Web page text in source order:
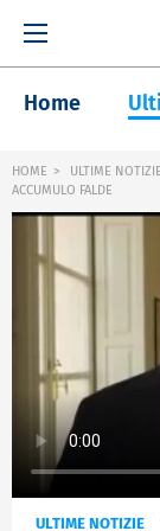
Home
HOME ULTIME NOTIZIE
ACCUMULO FALDE
ULTIME NOTIZIE